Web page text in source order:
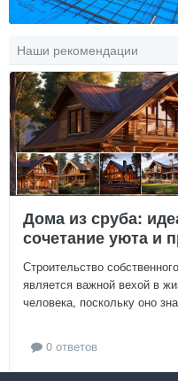
Наши рекомендации
Дома из сруба:
сочетание уюта и
Строительство
является важной вехой в
человека, поскольку оно
0 ответов